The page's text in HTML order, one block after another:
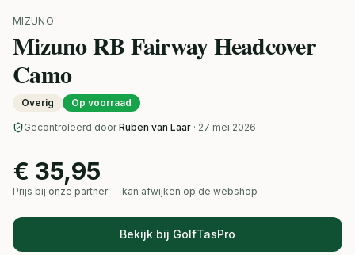
MIZUNO
Mizuno RB Fairway Headcover
Camo
Overig Op voorraad
Gecontroleerd door Ruben van Laar · 27 mei 2026
€ 35,95
Prijs bij onze partner — kan afwijken op de webshop
Bekijk bij GolfTasPro